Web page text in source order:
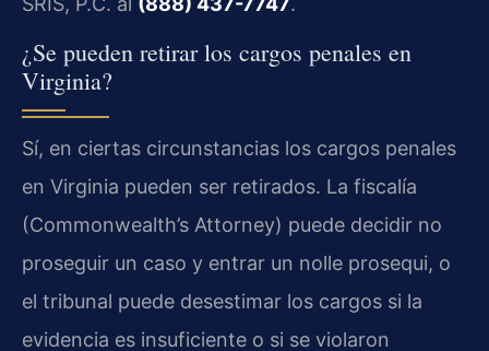
¿Se pueden retirar los cargos penales en
Virginia?
Sí, en ciertas circunstancias los cargos penales
en Virginia pueden ser retirados. La fiscalía
(Commonwealth’s Attorney) puede decidir no
proseguir un caso y entrar un nolle prosequi, o
el tribunal puede desestimar los cargos si la
evidencia es insuficiente o si se violaron